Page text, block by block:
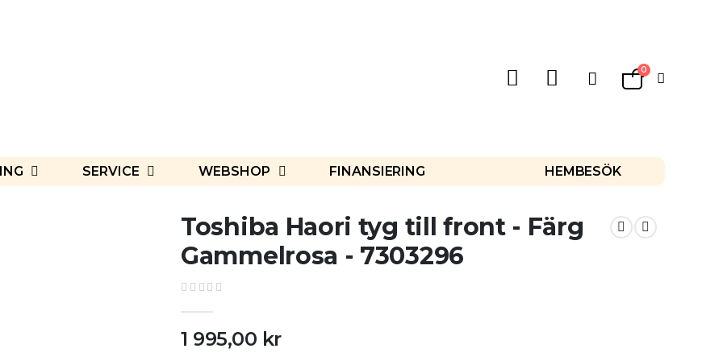
Varukorg
0
SERVICE WEBSHOP FINANSIERING HEMBESÖK
Toshiba Haori tyg till front - Färg
Gammelrosa - 7303296
1 995,00 kr